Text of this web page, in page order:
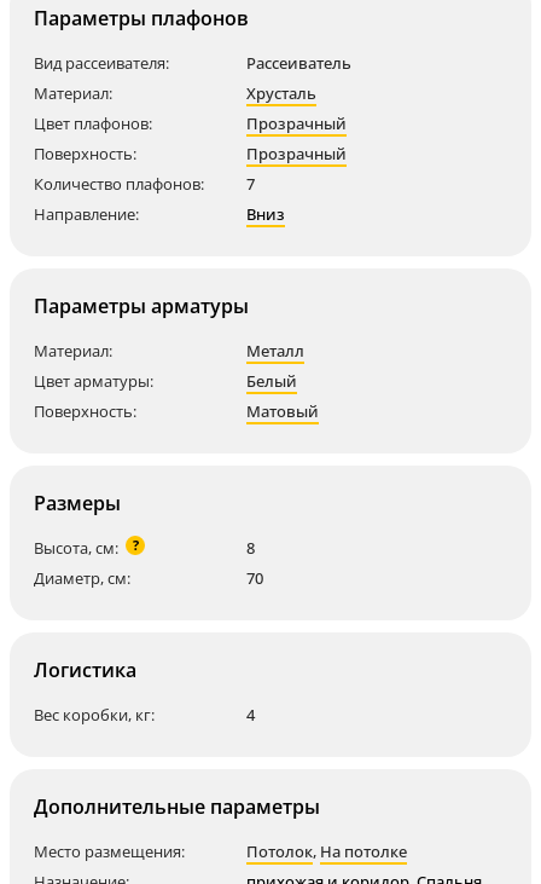
Параметры плафонов
Вид рассеивателя:
Рассеиватель
Материал:
Хрусталь
Цвет плафонов:
Прозрачный
Поверхность:
Прозрачный
Количество плафонов:
7
Направление:
Вниз
Параметры арматуры
Материал:
Металл
Цвет арматуры:
Белый
Поверхность:
Матовый
Размеры
Высота, см: ?
8
Диаметр, см:
70
Логистика
Вес коробки, кг: 4
Дополнительные параметры
Место размещения: Потолок, На потолке